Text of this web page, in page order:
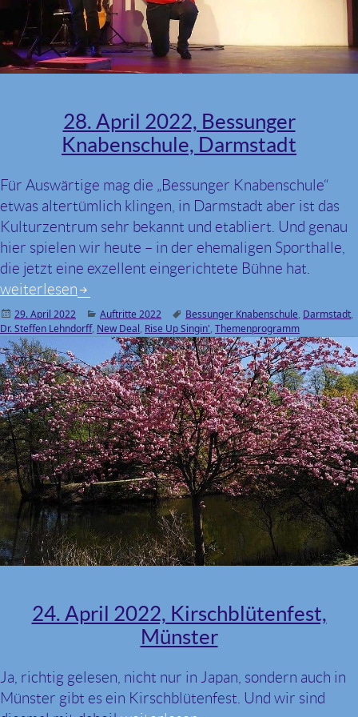
28. April 2022, Bessunger
Knabenschule, Darmstadt
Für Auswärtige mag die „Bessunger Knabenschule“
etwas altertümlich klingen, in Darmstadt aber ist das
Kulturzentrum sehr bekannt und etabliert. Und genau
hier spielen wir heute – in der ehemaligen Sporthalle,
die jetzt eine exzellent eingerichtete Bühne hat.
weiterlesen
Veröffentlicht
am
29. April 2022 Kategorien
Auftritte 2022 Schlagwörter
Bessunger Knabenschule, Darmstadt,
Dr. Steffen Lehndorff, New Deal, Rise Up Singin', Themenprogramm
24. April 2022, Kirschblütenfest,
Münster
Ja, richtig gelesen, nicht nur in Japan, sondern auch in
Münster gibt es ein Kirschblütenfest. Und wir sind